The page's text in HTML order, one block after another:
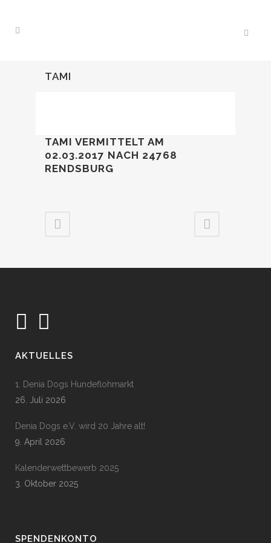
TAMI
TAMI VERMITTELT AM
02.03.2017 NACH 24768
RENDSBURG
AKTUELLES
1. Denia Dogs Hundeflohmarkt
26. Juli 2026
Denia Dogs e.V. wird 20 Jahre alt!
9. April 2026
Kalenderwettbewerb 2025
3. Oktober 2025
SPENDENKONTO